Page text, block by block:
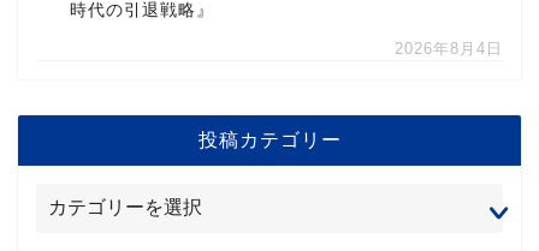
時代の引退戦略』
2026年8月4日
投稿カテゴリー